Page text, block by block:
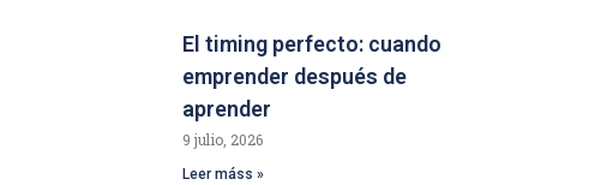
El timing perfecto: cuando
emprender después de
aprender
9 julio, 2026
Leer máss »